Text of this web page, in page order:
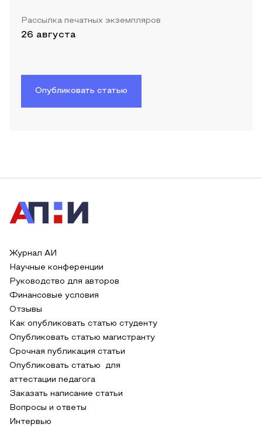
Рассылка печатных экземпляров
26 августа
Опубликовать статью
Журнал АИ
Научные конференции
Руководство для авторов
Финансовые условия
Отзывы
Как опубликовать статью студенту
Опубликовать статью магистранту
Срочная публикация статьи
Опубликовать статью для
аттестации педагога
Заказать написание статьи
Вопросы и ответы
Интервью